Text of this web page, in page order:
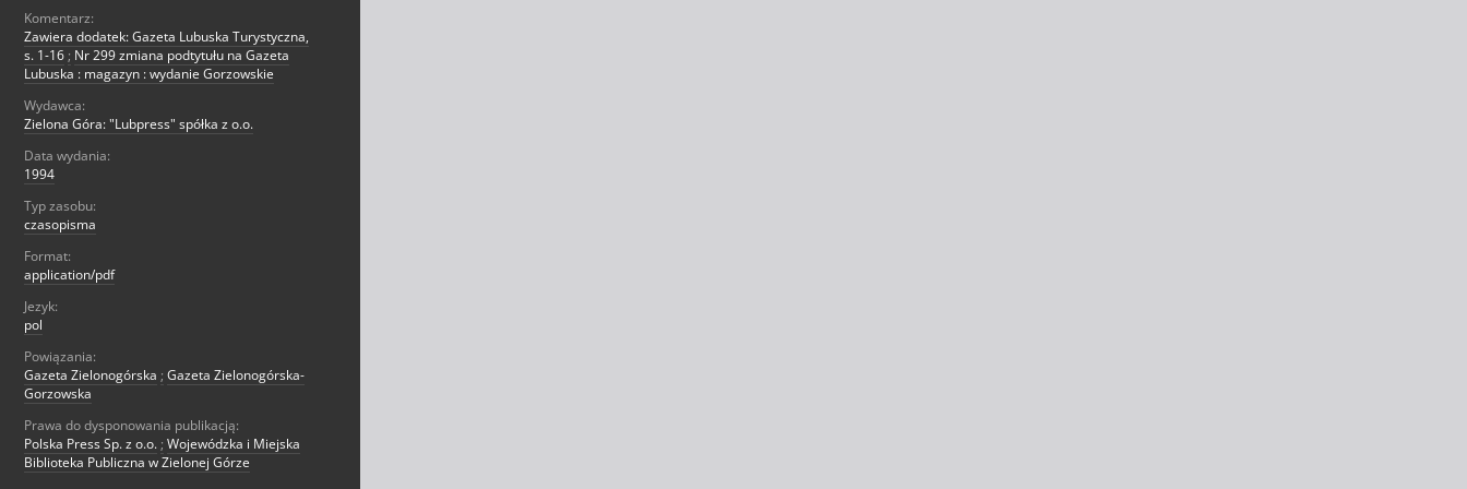
Komentarz:
Zawiera dodatek: Gazeta Lubuska Turystyczna,
s. 1-16 ; Nr 299 zmiana podtytułu na Gazeta
Lubuska : magazyn : wydanie Gorzowskie
Wydawca:
Zielona Góra: "Lubpress" spółka z o.o.
Data wydania:
1994
Typ zasobu:
czasopisma
Format:
application/pdf
Jezyk:
pol
Powiązania:
Gazeta Zielonogórska ; Gazeta Zielonogórska-
Gorzowska
Prawa do dysponowania publikacją:
Polska Press Sp. z o.o. ; Wojewódzka i Miejska
Biblioteka Publiczna w Zielonej Górze